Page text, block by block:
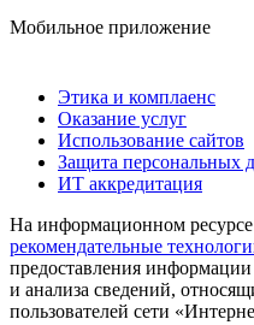
Мобильное приложение
Этика и комплаенс
Оказание услуг
Использование сайтов
Защита персональных
ИТ аккредитация
На информационном
рекомендательные
предоставления информации
и анализа сведений,
пользователей сети